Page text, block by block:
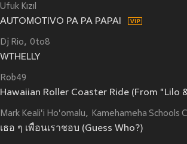
Ufuk Kızıl
AUTOMOTIVO PA PA PAPAI
Dj Rio 0to8
WTHELLY
Rob49
Mark Keali'i Ho'omalu Kamehameha Schools
เธอ ๆ เพื่อนเราชอบ (Guess Who?)